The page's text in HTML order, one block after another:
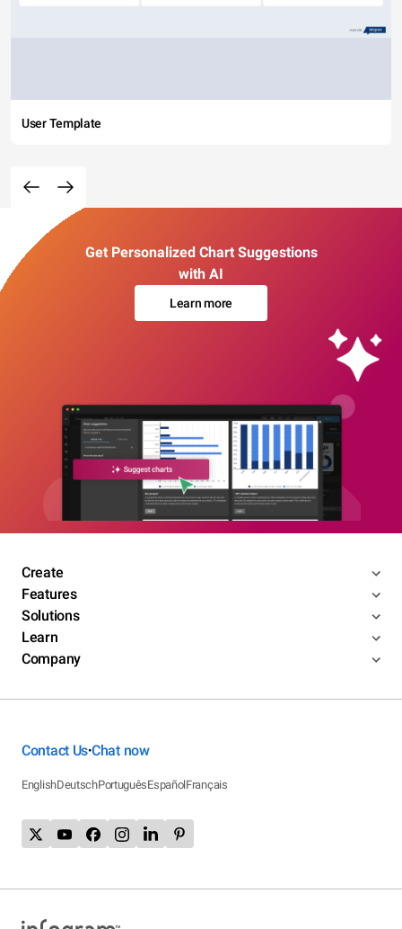
User Template
Get Personalized Chart Suggestions
with AI
Learn more
Create
Features
Solutions
Learn
Company
Contact Us•Chat now
EnglishDeutschPortuguêsEspañolFrançais